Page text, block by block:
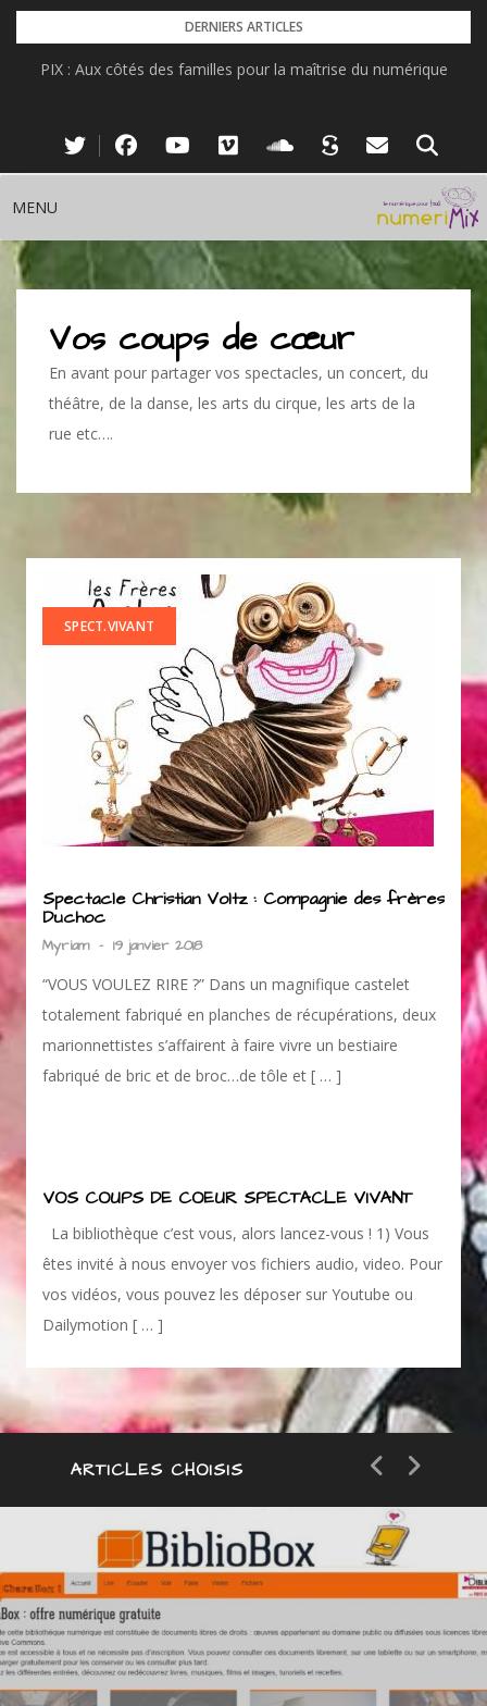
Skip
content
DERNIERS ARTICLES
PIX : Aux côtés des familles pour la maîtrise du numérique
MENU
Vos coups de cœur
En avant pour partager vos spectacles, un concert, du
théâtre, de la danse, les arts du cirque, les arts de la
rue etc….
SPECT.VIVANT
Spectacle Christian Voltz : Compagnie des frères
Duchoc
Myriam - 19 janvier 2018
“VOUS VOULEZ RIRE ?” Dans un magnifique castelet
totalement fabriqué en planches de récupérations, deux
marionnettistes s’affairent à faire vivre un bestiaire
fabriqué de bric et de broc…de tôle et [ … ]
VOS COUPS DE COEUR SPECTACLE VIVANT
La bibliothèque c’est vous, alors lancez-vous ! 1) Vous
êtes invité à nous envoyer vos fichiers audio, video. Pour
vos vidéos, vous pouvez les déposer sur Youtube ou
Dailymotion [ … ]
ARTICLES CHOISIS